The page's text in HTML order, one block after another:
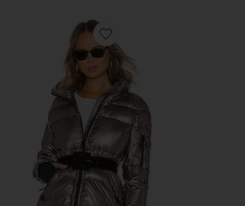
Favorite FREESTYLE ジャケット